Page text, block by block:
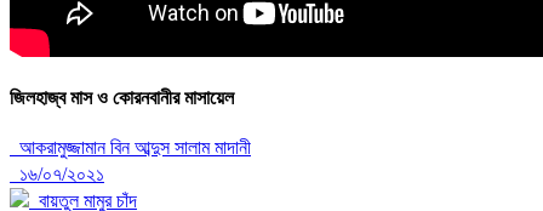
জিলহাজ্ব মাস ও কোরনবানীর মাসায়েল
আকরামুজ্জামান বিন আব্দুস সালাম মাদানী
১৬/০৭/২০২১
বায়তুল মামুর চাঁদ